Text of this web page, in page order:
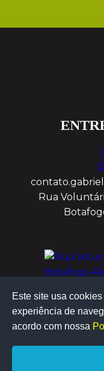
Rua
Este site usa
experiência de
acordo com nossa